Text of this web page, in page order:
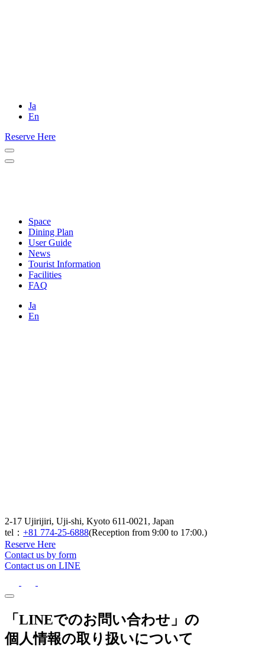
Ja
En
Reserve Here
Space
Dining Plan
User Guide
News
Tourist Information
Facilities
FAQ
Ja
En
2-17 Ujirijiri, Uji-shi, Kyoto 611-0021, Japan
tel： +81 774-25-6888(Reception from 9:00 to 17:00.)
Reserve Here
Contact us by form
Contact us on LINE
「LINEでのお問い合わせ」の
個人情報の取り扱いについて